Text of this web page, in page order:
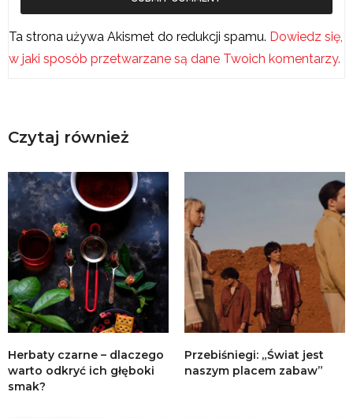
Ta strona używa Akismet do redukcji spamu. Dowiedz się,
w jaki sposób przetwarzane są dane Twoich komentarzy.
Czytaj również
Herbaty czarne – dlaczego
warto odkryć ich głęboki
smak?
Przebiśniegi: „Świat jest
naszym placem zabaw”